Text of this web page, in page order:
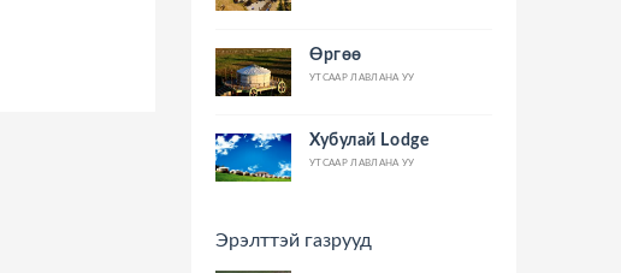
Өргөө
УТСААР ЛАВЛАНА УУ
Хубулай Lodge
УТСААР ЛАВЛАНА УУ
Эрэлттэй газрууд